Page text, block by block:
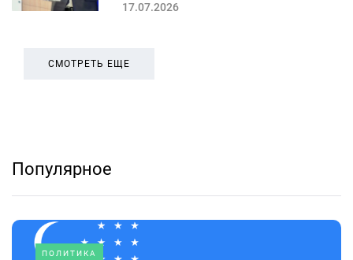
17.07.2026
СМОТРЕТЬ ЕЩЕ
Популярное
ПОЛИТИКА